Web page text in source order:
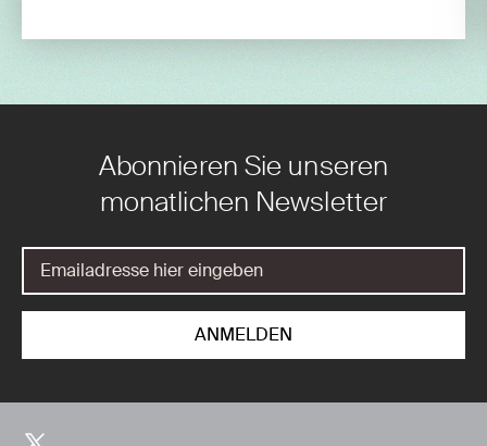
Abonnieren Sie unseren
monatlichen Newsletter